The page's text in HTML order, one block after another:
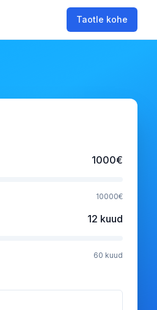
Taotle kohe
1000€
10000€
12 kuud
60 kuud